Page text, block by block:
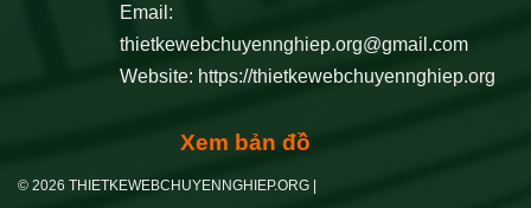
Email:
thietkewebchuyennghiep.org@gmail.com
Website: https://thietkewebchuyennghiep.org
Xem bản đồ
© 2026 THIETKEWEBCHUYENNGHIEP.ORG |